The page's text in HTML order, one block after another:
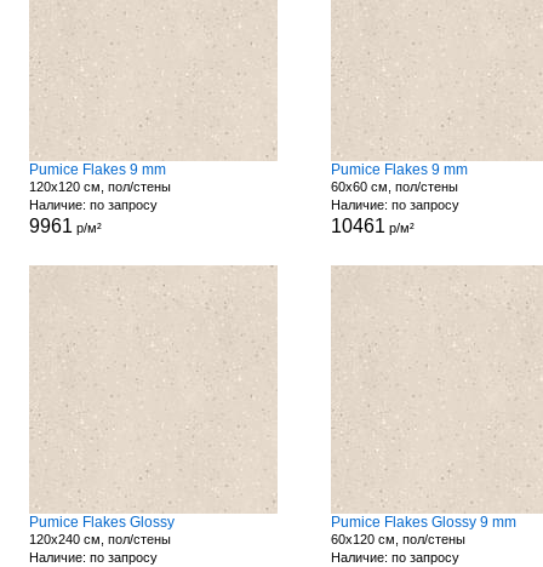
Pumice Flakes 9 mm
120x120 см, пол/стены
Наличие: по запросу
9961 р/м²
Pumice Flakes 9 mm
60x60 см, пол/стены
Наличие: по запросу
10461 р/м²
Pumice Flakes Glossy
120x240 см, пол/стены
Наличие: по запросу
Pumice Flakes Glossy 9 mm
60x120 см, пол/стены
Наличие: по запросу